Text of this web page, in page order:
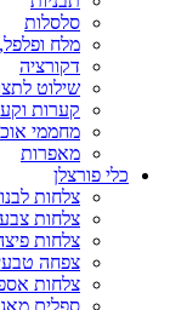
סלסלות
מלח
דקורציה
שילוט
קערות
מחממי
מאפרות
כלי פורצלן
צלחות
צלחות
צלחות
צפחה
צלחות
ספלים